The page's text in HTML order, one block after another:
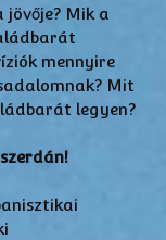
jövője? Mik a
mennyire
Mit
legyen?